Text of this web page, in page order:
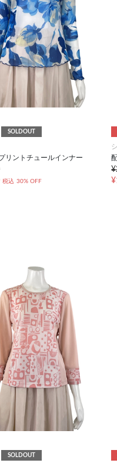
SOLDOUT
リントチュールインナー
税込 30% OFF
SOLDOUT